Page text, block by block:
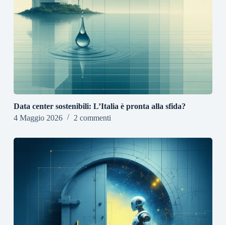
Data center sostenibili: L’Italia è pronta alla sfida?
4 Maggio 2026
2 commenti